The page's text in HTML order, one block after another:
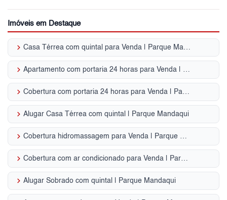
Imóveis em Destaque
keyboard_arrow_right Casa Térrea com quintal para Venda | Parque Mandaqui
keyboard_arrow_right Apartamento com portaria 24 horas para Venda | Parque Mandaqui
keyboard_arrow_right Cobertura com portaria 24 horas para Venda | Parque Mandaqui
keyboard_arrow_right Alugar Casa Térrea com quintal | Parque Mandaqui
keyboard_arrow_right Cobertura hidromassagem para Venda | Parque Mandaqui
keyboard_arrow_right Cobertura com ar condicionado para Venda | Parque Mandaqui
keyboard_arrow_right Alugar Sobrado com quintal | Parque Mandaqui